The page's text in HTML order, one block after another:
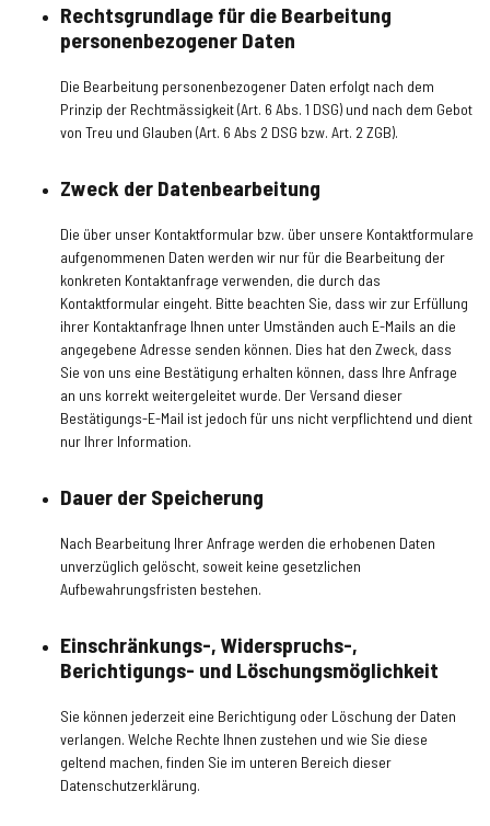
Rechtsgrundlage für die Bearbeitung
personenbezogener Daten
Die Bearbeitung personenbezogener Daten erfolgt nach dem
Prinzip der Rechtmässigkeit (Art. 6 Abs. 1 DSG) und nach dem Gebot
von Treu und Glauben (Art. 6 Abs 2 DSG bzw. Art. 2 ZGB).
Zweck der Datenbearbeitung
Die über unser Kontaktformular bzw. über unsere Kontaktformulare
aufgenommenen Daten werden wir nur für die Bearbeitung der
konkreten Kontaktanfrage verwenden, die durch das
Kontaktformular eingeht. Bitte beachten Sie, dass wir zur Erfüllung
ihrer Kontaktanfrage Ihnen unter Umständen auch E-Mails an die
angegebene Adresse senden können. Dies hat den Zweck, dass
Sie von uns eine Bestätigung erhalten können, dass Ihre Anfrage
an uns korrekt weitergeleitet wurde. Der Versand dieser
Bestätigungs-E-Mail ist jedoch für uns nicht verpflichtend und dient
nur Ihrer Information.
Dauer der Speicherung
Nach Bearbeitung Ihrer Anfrage werden die erhobenen Daten
unverzüglich gelöscht, soweit keine gesetzlichen
Aufbewahrungsfristen bestehen.
Einschränkungs-, Widerspruchs-,
Berichtigungs- und Löschungsmöglichkeit
Sie können jederzeit eine Berichtigung oder Löschung der Daten
verlangen. Welche Rechte Ihnen zustehen und wie Sie diese
geltend machen, finden Sie im unteren Bereich dieser
Datenschutzerklärung.